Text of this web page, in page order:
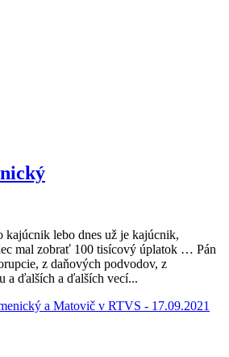
kajúcnik lebo dnes už je kajúcnik,
mal zobrať 100 tisícový úplatok … Pán
z daňových podvodov, z
a ďalších a ďalších vecí...
a Matovič v RTVS - 17.09.2021